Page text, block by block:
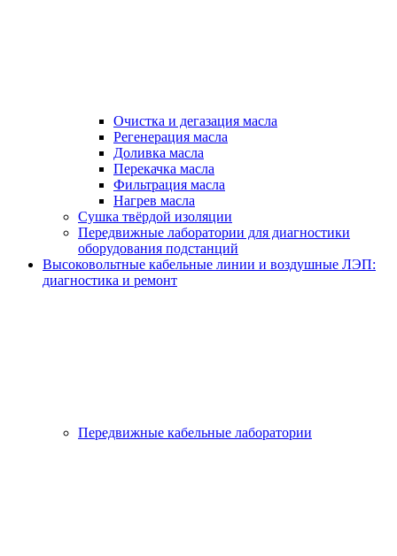
Очистка и дегазация масла
Регенерация масла
Доливка масла
Перекачка масла
Фильтрация масла
Нагрев масла
Сушка твёрдой изоляции
Передвижные лаборатории для диагностики
оборудования подстанций
Высоковольтные кабельные линии и воздушные ЛЭП:
диагностика и ремонт
Передвижные кабельные лаборатории